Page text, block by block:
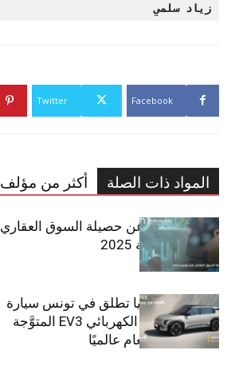
زياد سلمي
Facebook
Twitter
المواد ذات الصلة أكثر من مؤلف
مبوب تكشف عن حصيلة السوق العقاري
في تونس لسنة 2025
سيتي كارز – كيا تطلق في تونس سيارة
الـدفع الرباعي الكهربائي EV3 المتوَّجة
بلقب سيارة العام عالميًا